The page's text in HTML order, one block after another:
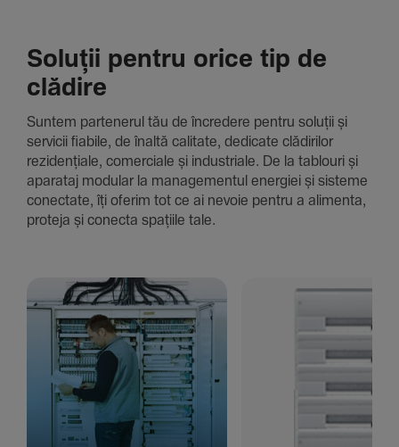
Soluții pentru orice tip de
clădire
Suntem parte­nerul tău de încre­dere pentru soluții și
servicii fiabile, de înaltă cali­tate, dedi­cate clădi­rilor
rezi­den­țiale, comer­ciale și indus­triale. De la tablouri și
aparataj modular la managementul energiei și sisteme
conec­tate, îți oferim tot ce ai nevoie pentru a alimenta,
proteja și conecta spațiile tale.